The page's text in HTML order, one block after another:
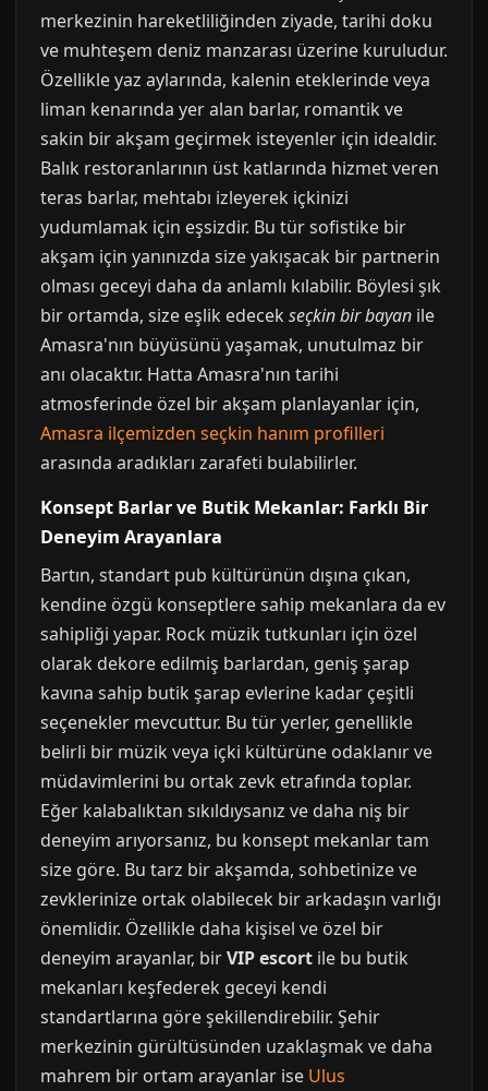
merkezinin hareketliliğinden ziyade, tarihi doku
ve muhteşem deniz manzarası üzerine kuruludur.
Özellikle yaz aylarında, kalenin eteklerinde veya
liman kenarında yer alan barlar, romantik ve
sakin bir akşam geçirmek isteyenler için idealdir.
Balık restoranlarının üst katlarında hizmet veren
teras barlar, mehtabı izleyerek içkinizi
yudumlamak için eşsizdir. Bu tür sofistike bir
akşam için yanınızda size yakışacak bir partnerin
olması geceyi daha da anlamlı kılabilir. Böylesi şık
bir ortamda, size eşlik edecek seçkin bir bayan ile
Amasra'nın büyüsünü yaşamak, unutulmaz bir
anı olacaktır. Hatta Amasra'nın tarihi
atmosferinde özel bir akşam planlayanlar için,
Amasra ilçemizden seçkin hanım profilleri
arasında aradıkları zarafeti bulabilirler.
Konsept Barlar ve Butik Mekanlar: Farklı Bir
Deneyim Arayanlara
Bartın, standart pub kültürünün dışına çıkan,
kendine özgü konseptlere sahip mekanlara da ev
sahipliği yapar. Rock müzik tutkunları için özel
olarak dekore edilmiş barlardan, geniş şarap
kavına sahip butik şarap evlerine kadar çeşitli
seçenekler mevcuttur. Bu tür yerler, genellikle
belirli bir müzik veya içki kültürüne odaklanır ve
müdavimlerini bu ortak zevk etrafında toplar.
Eğer kalabalıktan sıkıldıysanız ve daha niş bir
deneyim arıyorsanız, bu konsept mekanlar tam
size göre. Bu tarz bir akşamda, sohbetinize ve
zevklerinize ortak olabilecek bir arkadaşın varlığı
önemlidir. Özellikle daha kişisel ve özel bir
deneyim arayanlar, birVIP escort ile bu butik
mekanları keşfederek geceyi kendi
standartlarına göre şekillendirebilir. Şehir
merkezinin gürültüsünden uzaklaşmak ve daha
mahrem bir ortam arayanlar ise Ulus